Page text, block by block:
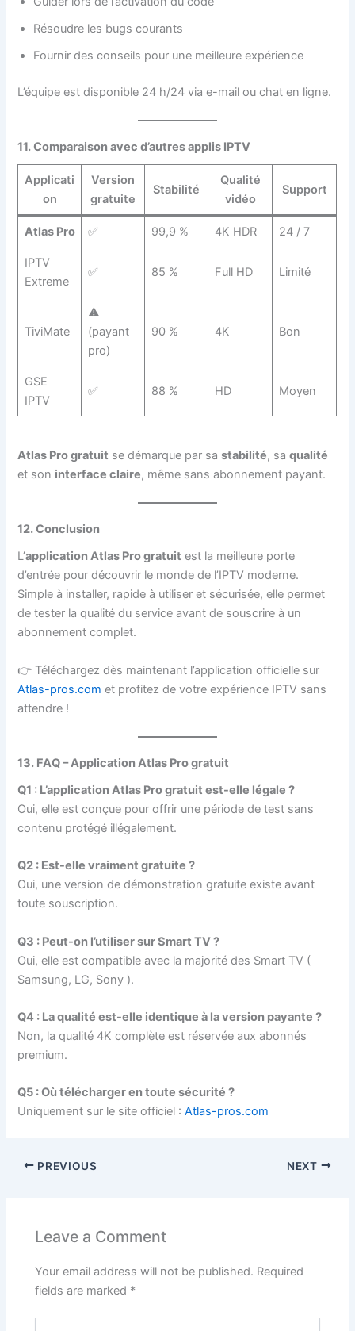
Résoudre les bugs courants
Fournir des conseils pour une meilleure expérience
L’équipe est disponible 24 h/24 via e-mail ou chat en ligne.
11. Comparaison avec d’autres applis IPTV
Applicati
on
Version
gratuite
Stabilité
Qualité
vidéo
Support
Atlas Pro ✅ 99,9 % 4K HDR 24 / 7
IPTV
Extreme
✅ 85 % Full HD Limité
TiviMate
⚠️
(payant
pro)
90 % 4K Bon
GSE
IPTV
✅ 88 % HD Moyen
Atlas Pro gratuit se démarque par sastabilité, saqualité
et son interface claire, même sans abonnement payant.
12. Conclusion
L’application Atlas Pro gratuit est la meilleure porte
d’entrée pour découvrir le monde de l’IPTV moderne.
Simple à installer, rapide à utiliser et sécurisée, elle permet
de tester la qualité du service avant de souscrire à un
abonnement complet.
👉 Téléchargez dès maintenant l’application officielle sur
Atlas-pros.com et profitez de votre expérience IPTV sans
attendre !
13. FAQ – Application Atlas Pro gratuit
Q1 : L’application Atlas Pro gratuit est-elle légale ?
Oui, elle est conçue pour offrir une période de test sans
contenu protégé illégalement.
Q2 : Est-elle vraiment gratuite ?
Oui, une version de démonstration gratuite existe avant
toute souscription.
Q3 : Peut-on l’utiliser sur Smart TV ?
Oui, elle est compatible avec la majorité des Smart TV (
Samsung, LG, Sony ).
Q4 : La qualité est-elle identique à la version payante ?
Non, la qualité 4K complète est réservée aux abonnés
premium.
Q5 : Où télécharger en toute sécurité ?
Uniquement sur le site officiel :Atlas-pros.com
PREVIOUS NEXT
Leave a Comment
Your email address will not be published. Required
fields are marked *